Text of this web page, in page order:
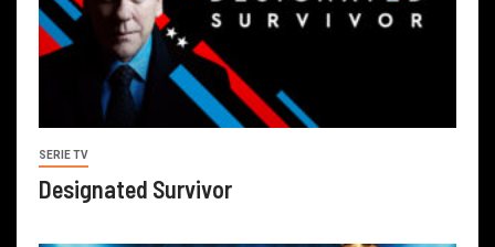
SERIE TV
Designated Survivor